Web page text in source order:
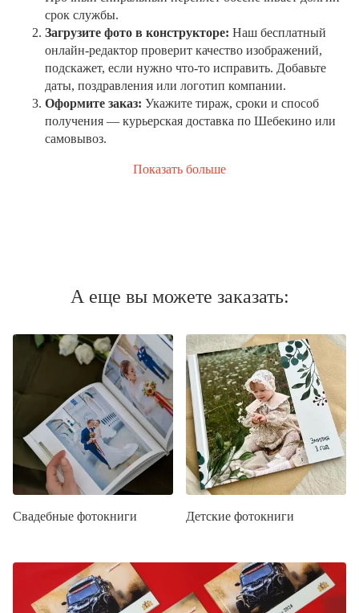
срок службы.
Загрузите фото в конструкторе: Наш бесплатный
онлайн-редактор проверит качество изображений,
подскажет, если нужно что-то исправить. Добавьте
даты, поздравления или логотип компании.
Оформите заказ: Укажите тираж, сроки и способ
получения — курьерская доставка по Шебекино или
самовывоз.
Показать больше
А еще вы можете заказать:
Свадебные фотокниги Детские фотокниги